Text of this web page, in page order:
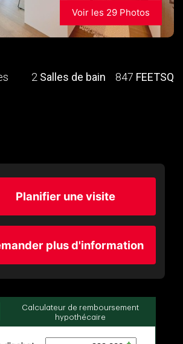
Voir les 29 Photos
2 Salles de bain 847 FEETSQ
Planifier une visite
plus d'information